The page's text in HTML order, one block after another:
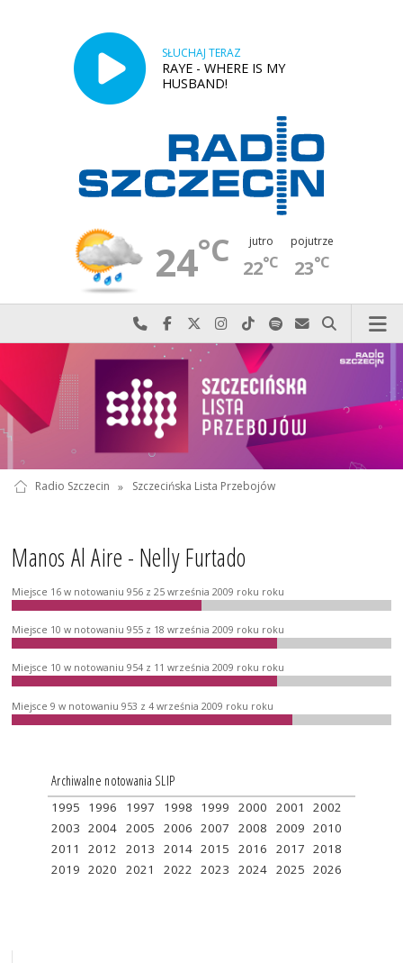
SŁUCHAJ TERAZ
RAYE - WHERE IS MY
HUSBAND!
24°C jutro
22°C
pojutrze
23°C
Najlepiej po prostu do nas zadzwoń
Odwiedź nas na Facebook-u
Odwiedź nas na X
Odwiedź nas na Instagram-ie
Odwiedź nas na TikTok-u
Szukaj nas na Spotify
Wyślij do nas
Szukaj
Radio Szczecin » Szczecińska Lista Przebojów
Manos Al Aire - Nelly Furtado
Miejsce 16 w notowaniu 956 z 25 września 2009 roku roku
Miejsce 10 w notowaniu 955 z 18 września 2009 roku roku
Miejsce 10 w notowaniu 954 z 11 września 2009 roku roku
Miejsce 9 w notowaniu 953 z 4 września 2009 roku roku
Archiwalne notowania SLIP
1995 1996 1997 1998 1999 2000 2001
2002
2003 2004 2005 2006 2007 2008 2009 2010
2011
2012 2013 2014 2015 2016 2017 2018
2019 2020 2021 2022 2023 2024 2025 2026